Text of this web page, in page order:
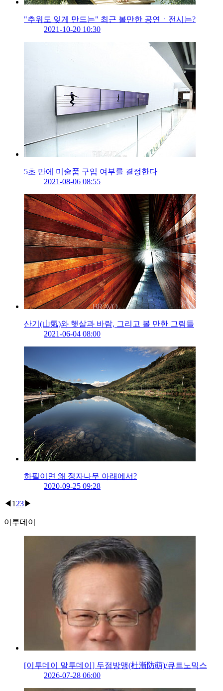
"추위도 잊게 만드는" 최근 볼만한 공연ㆍ전시는?
2021-10-20 10:30
5초 만에 미술품 구입 여부를 결정한다
2021-08-06 08:55
산기(山氣)와 햇살과 바람, 그리고 볼 만한 그림들
2021-06-04 08:00
하필이면 왜 정자나무 아래에서?
2020-09-25 09:28
◀ 1 23▶
이투데이
[이투데이 말투데이] 두점방맹(杜漸防萌)/큐트노믹스
2026-07-28 06:00